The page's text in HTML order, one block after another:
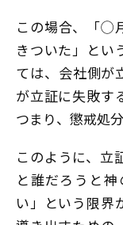
この場合、「◯
きついた」とい
ては、会社側が
が立証に失敗す
つまり、懲戒処
このように、立
と誰だろうと
い」という限界